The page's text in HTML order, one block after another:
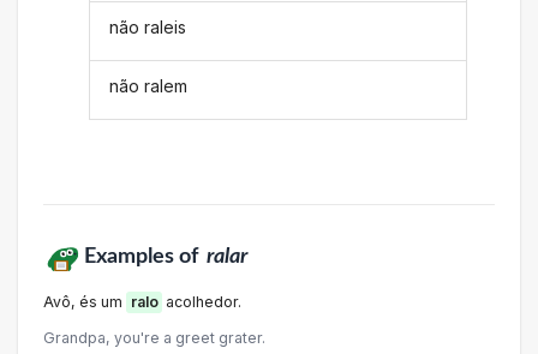
não raleis
não ralem
Examples of ralar
Avô, és um ralo acolhedor.
Grandpa, you're a greet grater.